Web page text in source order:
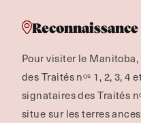
Pour visiter le
des Traités nᵒˢ 1, 2, 3, 4
signataires des Traités
situe sur les terres